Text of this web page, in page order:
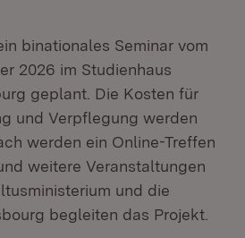
binationales Seminar vom
2026 im Studienhaus
geplant. Die Kosten für
und Verpflegung werden
werden ein Online-Treffen
weitere Veranstaltungen
und die
begleiten das Projekt.